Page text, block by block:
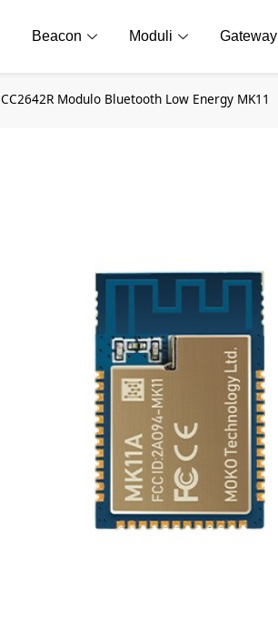
Beacon Moduli Gateway
CC2642R Modulo Bluetooth Low Energy MK11